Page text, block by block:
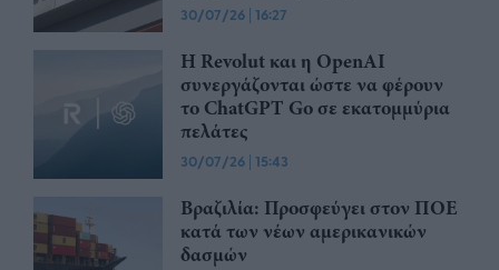
30/07/26 | 16:27
Η Revolut και η OpenAI
συνεργάζονται ώστε να φέρουν
το ChatGPT Go σε εκατομμύρια
πελάτες
30/07/26 | 15:43
Βραζιλία: Προσφεύγει στον ΠΟΕ
κατά των νέων αμερικανικών
δασμών